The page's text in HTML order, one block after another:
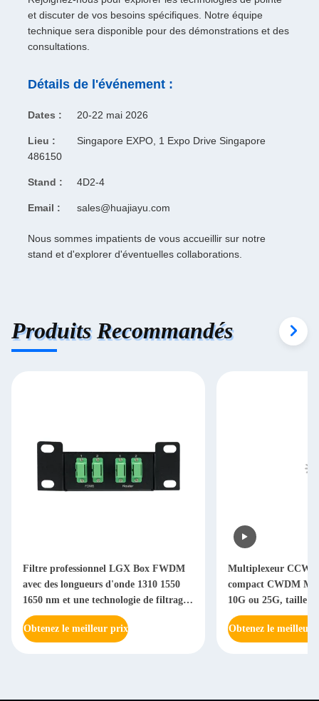
et discuter de vos besoins spécifiques. Notre équipe
technique sera disponible pour des démonstrations et des
consultations.
Détails de l'événement :
Dates : 20-22 mai 2026
Lieu :
Singapore EXPO, 1 Expo Drive Singapore
486150
Stand : 4D2-4
Email : sales@huajiayu.com
Nous sommes impatients de vous accueillir sur notre
stand et d'explorer d'éventuelles collaborations.
Produits Recommandés
Filtre professionnel LGX Box FWDM
avec des longueurs d'onde 1310 1550
1650 nm et une technologie de filtrage
à film mince pour les réseaux de fibres
optiques
Obtenez le meilleur prix
Multiplexeur
compact CWDM
10G ou 25G, taille
économiser de
Obtenez le meilleur